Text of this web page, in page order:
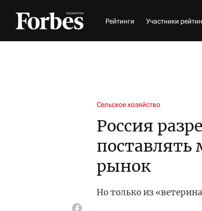
Рейтинги Участники
Сельское хозяйство
Россия
поставлять
рынок
Но только из